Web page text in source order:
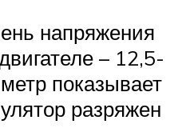
напряжения
– 12,5-
показывает
разряжен